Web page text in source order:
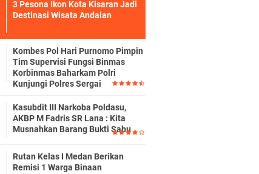
3 Pesona Ikon Kota Kisaran Jadi
Destinasi Wisata Andalan
Kombes Pol Hari Purnomo Pimpin
Tim Supervisi Fungsi Binmas
Korbinmas Baharkam Polri
Kunjungi Polres Sergai
Kasubdit III Narkoba Poldasu,
AKBP M Fadris SR Lana : Kita
Musnahkan Barang Bukti Sabu
Rutan Kelas I Medan Berikan
Remisi 1 Warga Binaan